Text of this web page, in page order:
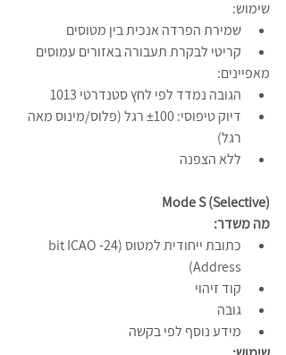
שימוש:
שמירת הפרדה אנכית בין מטוסים
קריטי לבקרת תעבורה באזורים עמוסים
מאפיינים:
הגובה נמדד לפי לחץ סטנדרטי 1013
דיוק טיפוסי: ±100 רגל (פלוס/מינוס מאה
רגל)
ללא הצפנה
Mode S (Selective)
מה משדר:
כתובת ייחודית למטוס (24-bit ICAO
Address)
קוד זיהוי
גובה
מידע נוסף לפי בקשה